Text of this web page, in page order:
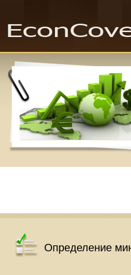
Определение